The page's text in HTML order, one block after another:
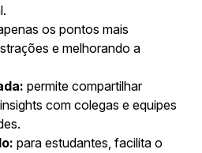
os pontos mais
e melhorando a
permite compartilhar
com colegas e equipes
para estudantes, facilita o